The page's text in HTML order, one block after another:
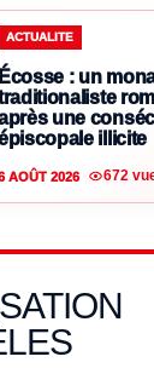
ACTUALITE
Écosse : un
une
illicite
AOÛT 2026 672